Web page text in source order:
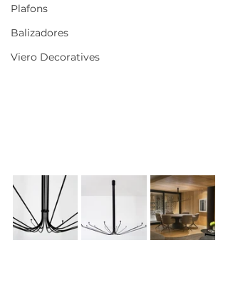
Plafons
Balizadores
Viero Decoratives